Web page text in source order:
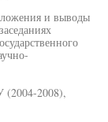
и выводы
(2004-2008),